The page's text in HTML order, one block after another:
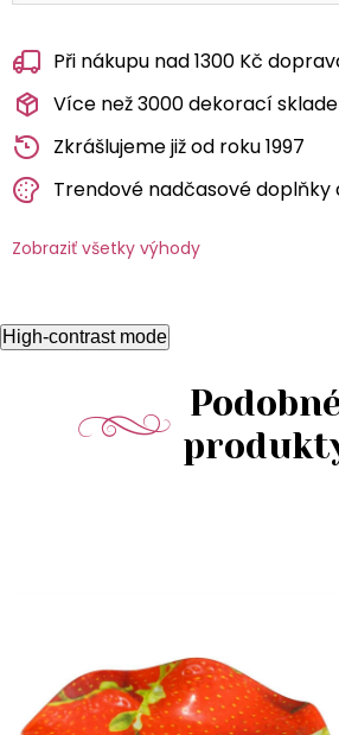
Při nákupu nad 1300 Kč
Více než 3000 dekorací
Zkrášlujeme již od roku 1997
Trendové nadčasové doplňky
Zobraziť všetky výhody
High-contrast mode